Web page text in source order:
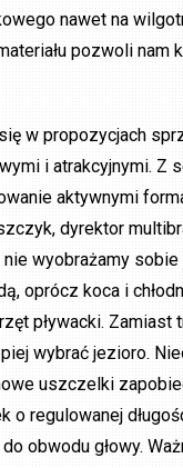
nawet na
pozwoli
w propozycjach
i atrakcyjnymi. Z
aktywnymi
dyrektor
wyobrażamy
oprócz koca i
pływacki. Zamiast
wybrać jezioro.
uszczelki
o regulowanej
obwodu głowy.